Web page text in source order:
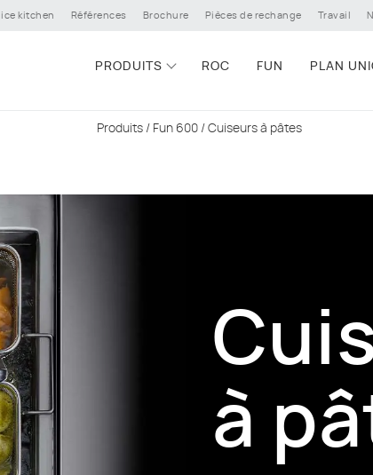
kitchen Références Brochure Pièces de rechange Travail
PRODUITS ROC FUN PLAN
Produits/ Fun 600/ Cuiseurs à pâtes
à